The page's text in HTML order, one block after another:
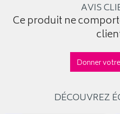
AVIS
Ce produit ne
Donner
DÉCOUVREZ